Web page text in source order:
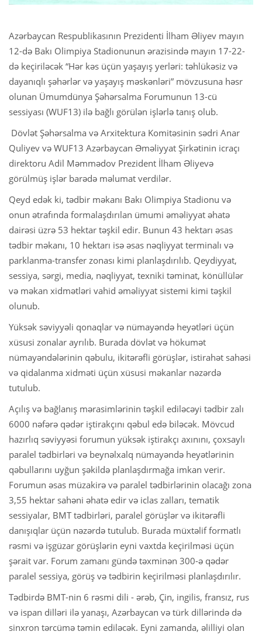
Azərbaycan Respublikasının Prezidenti İlham Əliyev mayın
12-də Bakı Olimpiya Stadionunun ərazisində mayın 17-22-
də keçiriləcək “Hər kəs üçün yaşayış yerləri: təhlükəsiz və
dayanıqlı şəhərlər və yaşayış məskənləri” mövzusuna həsr
olunan Ümumdünya Şəhərsalma Forumunun 13-cü
sessiyası (WUF13) ilə bağlı görülən işlərlə tanış olub.
Dövlət Şəhərsalma və Arxitektura Komitəsinin sədri Anar
Quliyev və WUF13 Azərbaycan Əməliyyat Şirkətinin icraçı
direktoru Adil Məmmədov Prezident İlham Əliyevə
görülmüş işlər barədə məlumat verdilər.
Qeyd edək ki, tədbir məkanı Bakı Olimpiya Stadionu və
onun ətrafında formalaşdırılan ümumi əməliyyat əhatə
dairəsi üzrə 53 hektar təşkil edir. Bunun 43 hektarı əsas
tədbir məkanı, 10 hektarı isə əsas nəqliyyat terminalı və
parklanma-transfer zonası kimi planlaşdırılıb. Qeydiyyat,
sessiya, sərgi, media, nəqliyyat, texniki təminat, könüllülər
və məkan xidmətləri vahid əməliyyat sistemi kimi təşkil
olunub.
Yüksək səviyyəli qonaqlar və nümayəndə heyətləri üçün
xüsusi zonalar ayrılıb. Burada dövlət və hökumət
nümayəndələrinin qəbulu, ikitərəfli görüşlər, istirahət sahəsi
və qidalanma xidməti üçün xüsusi məkanlar nəzərdə
tutulub.
Açılış və bağlanış mərasimlərinin təşkil ediləcəyi tədbir zalı
6000 nəfərə qədər iştirakçını qəbul edə biləcək. Mövcud
hazırlıq səviyyəsi forumun yüksək iştirakçı axınını, çoxsaylı
paralel tədbirləri və beynəlxalq nümayəndə heyətlərinin
qəbullarını uyğun şəkildə planlaşdırmağa imkan verir.
Forumun əsas müzakirə və paralel tədbirlərinin olacağı zona
3,55 hektar sahəni əhatə edir və iclas zalları, tematik
sessiyalar, BMT tədbirləri, paralel görüşlər və ikitərəfli
danışıqlar üçün nəzərdə tutulub. Burada müxtəlif formatlı
rəsmi və işgüzar görüşlərin eyni vaxtda keçirilməsi üçün
şərait var. Forum zamanı gündə təxminən 300-ə qədər
paralel sessiya, görüş və tədbirin keçirilməsi planlaşdırılır.
Tədbirdə BMT-nin 6 rəsmi dili - ərəb, Çin, ingilis, fransız, rus
və ispan dilləri ilə yanaşı, Azərbaycan və türk dillərində də
sinxron tərcümə təmin ediləcək. Eyni zamanda, əlilliyi olan